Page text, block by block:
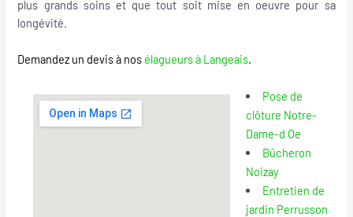
plus grands soins et que tout soit mise en oeuvre pour sa
longévité.
Demandez un devis à nos élagueurs à Langeais.
Pose de
clôture Notre-
Dame-d Oe
Bûcheron
Noizay
Entretien de
jardin Perrusson